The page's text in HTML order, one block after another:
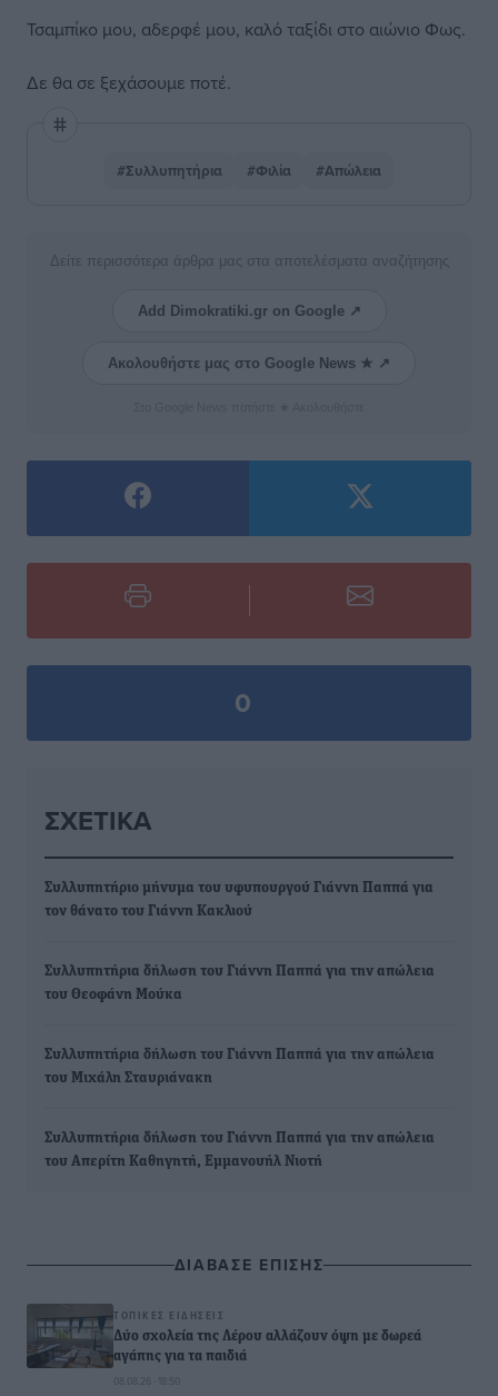
Τσαμπίκο μου, αδερφέ μου, καλό ταξίδι στο αιώνιο Φως.
Δε θα σε ξεχάσουμε ποτέ.
#Συλλυπητήρια #Φιλία #Απώλεια
Δείτε περισσότερα άρθρα μας στα αποτελέσματα αναζήτησης
Add Dimokratiki.gr on Google ↗
Ακολουθήστε μας στο Google News ★ ↗
0
ΣΧΕΤΙΚΆ
Συλλυπητήριο μήνυμα του υφυπουργού Γιάννη Παππά για
τον θάνατο του Γιάννη Κακλιού
Συλλυπητήρια δήλωση του Γιάννη Παππά για την απώλεια
του Θεοφάνη Μούκα
Συλλυπητήρια δήλωση του Γιάννη Παππά για την απώλεια
του Μιχάλη Σταυριάνακη
Συλλυπητήρια δήλωση του Γιάννη Παππά για την απώλεια
του Απερίτη Καθηγητή, Εμμανουήλ Νιοτή
ΔΙΑΒΑΣΕ ΕΠΙΣΗΣ
ΤΟΠΙΚΈΣ ΕΙΔΉΣΕΙΣ
Δύο σχολεία της Λέρου αλλάζουν όψη με δωρεά
αγάπης για τα παιδιά
08.08.26 · 18:50